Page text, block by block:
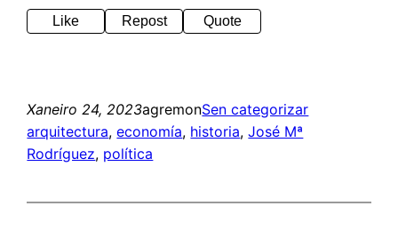
Like Repost Quote
Xaneiro 24, 2023agremonSen categorizar
arquitectura, economía, historia, José Mª
Rodríguez, política